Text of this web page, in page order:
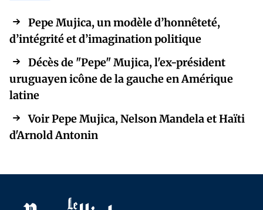
Pepe Mujica, un modèle d’honnêteté,
d’intégrité et d’imagination politique
Décès de "Pepe" Mujica, l'ex-président
uruguayen icône de la gauche en Amérique
latine
Voir Pepe Mujica, Nelson Mandela et Haïti
d'Arnold Antonin